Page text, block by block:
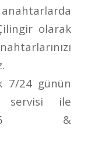
olarak
7/24 günün
ile
&